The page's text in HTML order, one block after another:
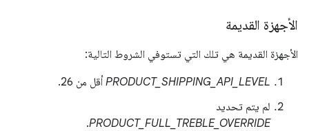
الأجهزة القديمة
الأجهزة القديمة هي تلك التي تستوفي الشروط التالية:
PRODUCT_SHIPPING_API_LEVELأقل من 26.
لم يتم تحديد
PRODUCT_FULL_TREBLE_OVERRIDE
.